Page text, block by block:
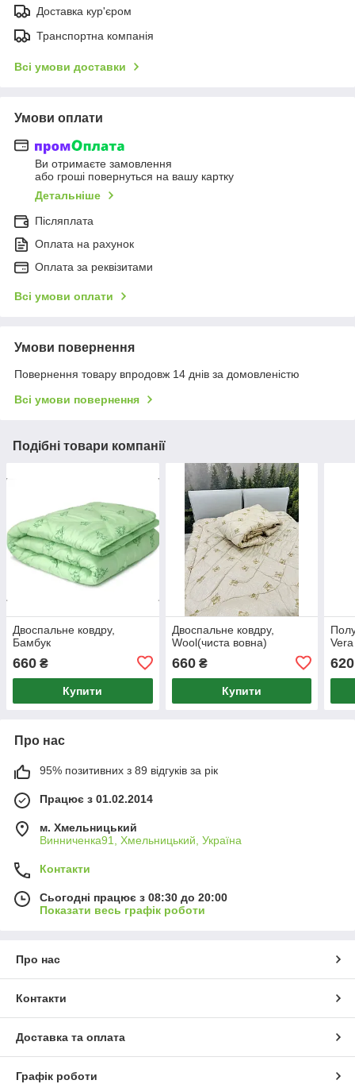
Доставка кур'єром
Транспортна компанія
Всі умови доставки
Умови оплати
Ви отримаєте замовлення
або гроші повернуться на вашу картку
Детальніше
Післяплата
Оплата на рахунок
Оплата за реквізитами
Всі умови оплати
Умови повернення
Повернення товару впродовж 14 днів за домовленістю
Всі умови повернення
Подібні товари компанії
Двоспальне ковдру,
Бамбук
660 ₴
Купити
Двоспальне ковдру,
Wool(чиста вовна)
660₴
Купити
Vera
620
Про нас
95% позитивних з 89 відгуків за рік
Працює з 01.02.2014
м. Хмельницький
Винниченка91, Хмельницький, Україна
Контакти
Сьогодні працює з 08:30 до 20:00
Показати весь графік роботи
Про нас
Контакти
Доставка та оплата
Графік роботи